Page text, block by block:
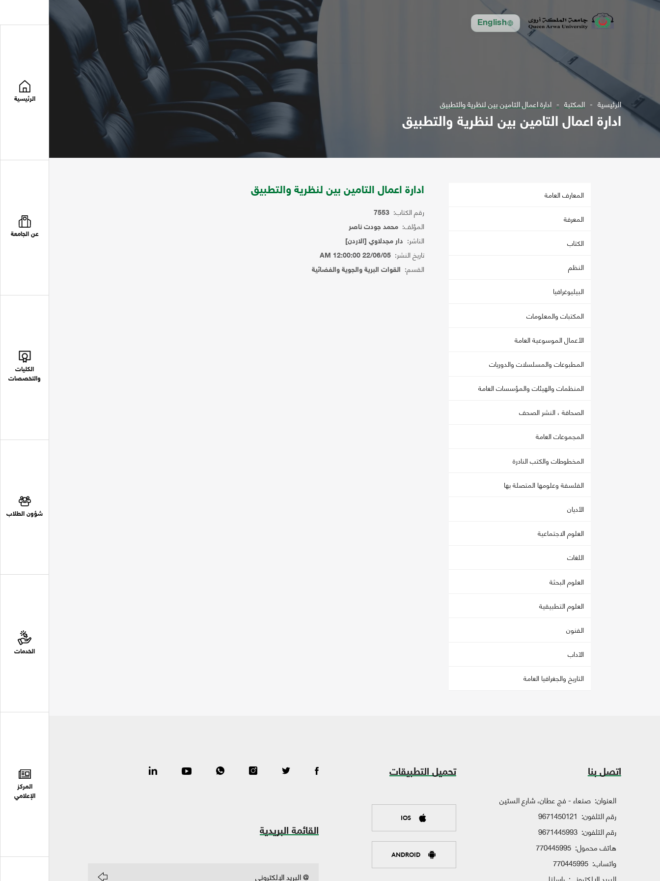
English
الرئيسية
عن الجامعة
الكليات
والتخصصات
شؤون الطلاب
الخدمات
المركز
الإعلامي
الرئيسية المكتبة ادارة اعمال التامين بين لنظرية والتطبيق
ادارة اعمال التامين بين لنظرية والتطبيق
المعارف العامة
المعرفة
الكتاب
النظم
البيليوغرافيا
المكتبات والمعلومات
الأعمال الموسوعية العامة
المطبوعات والمسلسلات والدوريات
المنظمات والهيئات والمؤسسات العامة
الصحافة ، النشر الصحف
المجموعات العامة
المخطوطات والكتب النادرة
الفلسفة وعلومها المتصلة بها
الأديان
العلوم الاجتماعية
اللغات
العلوم البحثة
العلوم التطبيقية
الفنون
الآداب
التاريخ والجغرافيا العامة
ادارة اعمال التامين بين لنظرية والتطبيق
رقم الكتاب: 7553
المؤلف: محمد جودت ناصر
الناشر: دار مجدلاوي [الاردن]
تاريخ النشر: 22/06/05 12:00:00 AM
القسم: القوات البرية والجوية والفضائية
اتصل بنا
العنوان: صنعاء - فج عطان، شارع الستين
رقم التلفون: 9671450121
رقم التلفون: 9671445993
هاتف محمول: 770445995
واتساب: 770445995
تحميل التطبيقات
IOS
ANDROID
القائمة البريدية